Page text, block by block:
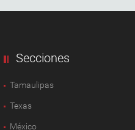
Secciones
Tamaulipas
Texas
México